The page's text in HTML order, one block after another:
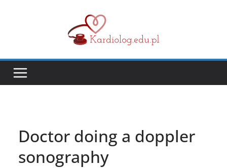
Doctor doing a doppler
sonography